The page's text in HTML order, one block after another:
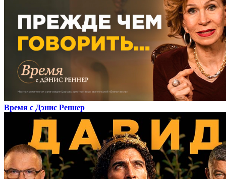
Время с Дэнис Реннер